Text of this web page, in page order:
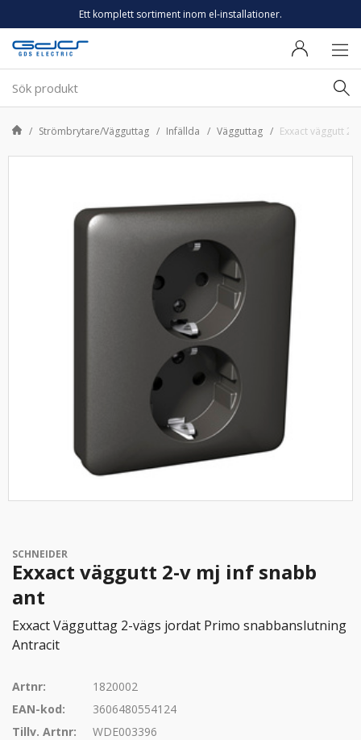
Ett komplett sortiment inom el-installationer.
Strömbrytare/Vägguttag Infällda Vägguttag Exxact väggutt
SCHNEIDER
Exxact väggutt 2-v mj inf snabb
ant
Exxact Vägguttag 2-vägs jordat Primo snabbanslutning
Antracit
Artnr:
1820002
EAN-kod:
3606480554124
Tillv. Artnr:
WDE003396